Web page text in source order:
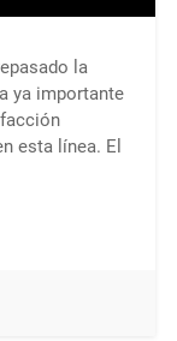
la
ya importante
esta línea. El